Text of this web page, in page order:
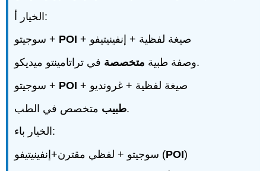
الخيار أ:
سوجيتو + POI
+ صيغة لفظية + إنفينيتيفو
وصفة طبية متخصصة
في تراتامينتو ميديكو.
سوجيتو + POI
+ صيغة لفظية + غرونديو
طبيبمتخصص في الطب.
الخيار باء:
سوجيتو + لفظي مقترن+إنفينيتيفو (POI)